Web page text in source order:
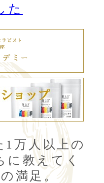
た
万人以上の
に教えてく
満足。